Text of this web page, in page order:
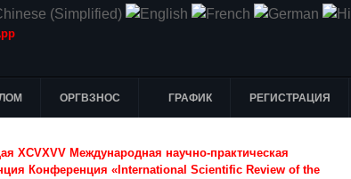
ОРГВЗНОС ГРАФИК РЕГИСТРАЦИЯ
XCVXVV Международная научно-практическая
Конференция «International Scientific Review of the